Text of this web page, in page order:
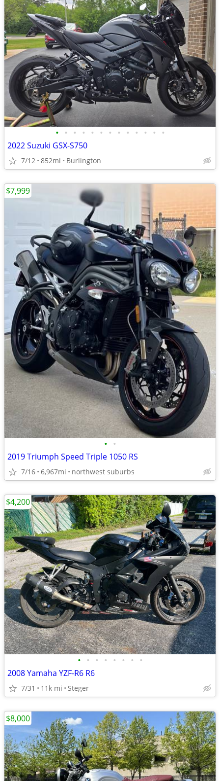
• • • • • • • • • • • • •
2022 Suzuki GSX-S750
7/12 852mi Burlington
• •
2019 Triumph Speed Triple 1050 RS
7/16 6,967mi northwest suburbs
$7,999
• • • • • • • •
2008 Yamaha YZF-R6 R6
7/31 11k mi Steger
$4,200
$8,000